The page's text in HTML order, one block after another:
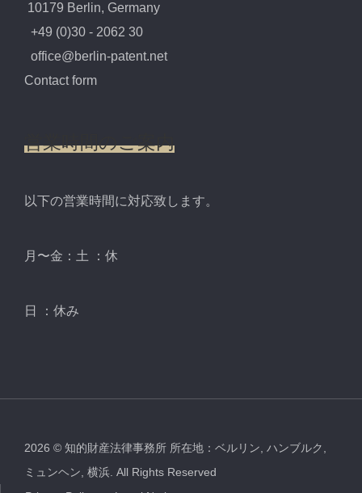
10179 Berlin, Germany
+49 (0)30 - 2062 30
office@berlin-patent.net
Contact form
営業時間のご案内
以下の営業時間に対応致します。
月〜金：土 ：休
日 ：休み
2026 © 知的財産法律事務所 所在地：ベルリン, ハンブルク,
ミュンヘン, 横浜. All Rights Reserved